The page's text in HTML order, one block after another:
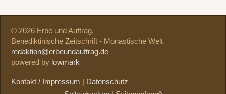
© 2026 Erbe und Auftrag,
Benediktinische Zeitschrift - Monastische Welt
redaktion@erbeundauftrag.de
powered by lowmark
Kontakt / Impressum
Datenschutz